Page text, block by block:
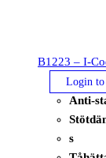
B1223 – I-
Login to
Anti-
s